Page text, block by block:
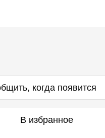
когда появится
В избранное